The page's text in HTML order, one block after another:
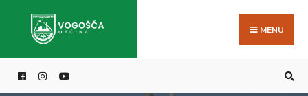
MENU
for: